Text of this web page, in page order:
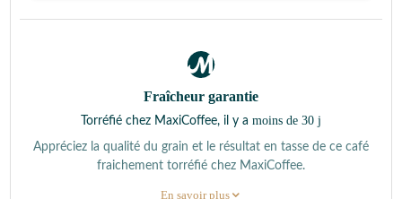
Fraîcheur garantie
Torréfié chez MaxiCoffee, il y a moins de 30 j
Appréciez la qualité du grain et le résultat en tasse de ce café
fraichement torréfié chez MaxiCoffee.
En savoir plus